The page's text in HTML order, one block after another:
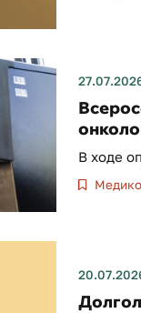
В ходе